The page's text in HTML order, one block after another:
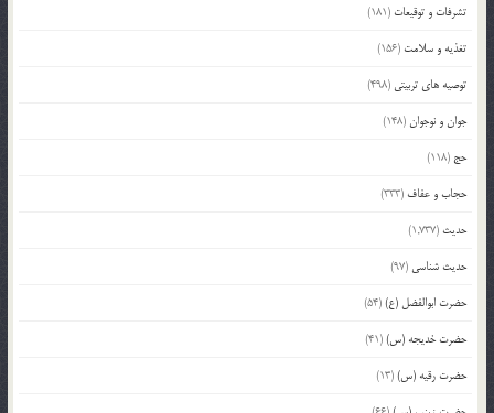
تشرفات و توقیعات (181)
تغذیه و سلامت (156)
توصیه های تربیتی (498)
جوان و نوجوان(148)
حج (118)
حجاب و عفاف (333)
حدیث (1,737)
حدیث شناسی (97)
حضرت ابوالفضل (ع)(54)
حضرت خدیجه (س)(41)
حضرت رقیه (س)(13)